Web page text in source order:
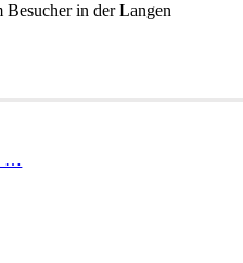
Besucher in der Langen
…